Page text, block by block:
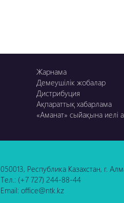
Жарнама
Демеушілік жобалар
Дистрибуция
Ақпараттық хабарлама
«Аманат» сыйақына иелі
050013, Республика Казахстан, г.
Тел.: (+7 727) 244-88-44
Email: office@ntk.kz